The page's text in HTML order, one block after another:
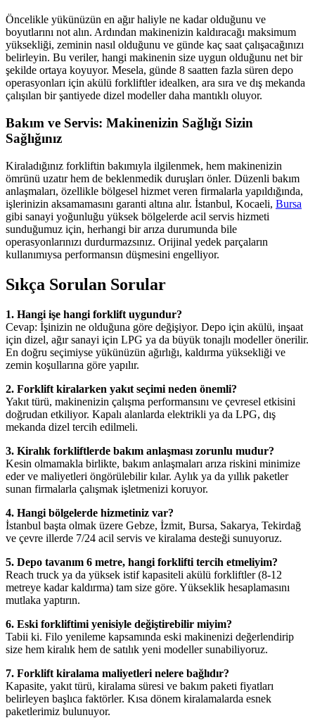
Öncelikle yükünüzün en ağır haliyle ne kadar olduğunu ve
boyutlarını not alın. Ardından makinenizin kaldıracağı maksimum
yüksekliği, zeminin nasıl olduğunu ve günde kaç saat çalışacağınızı
belirleyin. Bu veriler, hangi makinenin size uygun olduğunu net bir
şekilde ortaya koyuyor. Mesela, günde 8 saatten fazla süren depo
operasyonları için akülü forkliftler idealken, ara sıra ve dış mekanda
çalışılan bir şantiyede dizel modeller daha mantıklı oluyor.
Bakım ve Servis: Makinenizin Sağlığı Sizin
Sağlığınız
Kiraladığınız forkliftin bakımıyla ilgilenmek, hem makinenizin
ömrünü uzatır hem de beklenmedik duruşları önler. Düzenli bakım
anlaşmaları, özellikle bölgesel hizmet veren firmalarla yapıldığında,
işlerinizin aksamamasını garanti altına alır. İstanbul, Kocaeli, Bursa
gibi sanayi yoğunluğu yüksek bölgelerde acil servis hizmeti
sunduğumuz için, herhangi bir arıza durumunda bile
operasyonlarınızı durdurmazsınız. Orijinal yedek parçaların
kullanımıysa performansın düşmesini engelliyor.
Sıkça Sorulan Sorular
1. Hangi işe hangi forklift uygundur?
Cevap: İşinizin ne olduğuna göre değişiyor. Depo için akülü, inşaat
için dizel, ağır sanayi için LPG ya da büyük tonajlı modeller önerilir.
En doğru seçimiyse yükünüzün ağırlığı, kaldırma yüksekliği ve
zemin koşullarına göre yapılır.
2. Forklift kiralarken yakıt seçimi neden önemli?
Yakıt türü, makinenizin çalışma performansını ve çevresel etkisini
doğrudan etkiliyor. Kapalı alanlarda elektrikli ya da LPG, dış
mekanda dizel tercih edilmeli.
3. Kiralık forkliftlerde bakım anlaşması zorunlu mudur?
Kesin olmamakla birlikte, bakım anlaşmaları arıza riskini minimize
eder ve maliyetleri öngörülebilir kılar. Aylık ya da yıllık paketler
sunan firmalarla çalışmak işletmenizi koruyor.
4. Hangi bölgelerde hizmetiniz var?
İstanbul başta olmak üzere Gebze, İzmit, Bursa, Sakarya, Tekirdağ
ve çevre illerde 7/24 acil servis ve kiralama desteği sunuyoruz.
5. Depo tavanım 6 metre, hangi forklifti tercih etmeliyim?
Reach truck ya da yüksek istif kapasiteli akülü forkliftler (8-12
metreye kadar kaldırma) tam size göre. Yükseklik hesaplamasını
mutlaka yaptırın.
6. Eski forkliftimi yenisiyle değiştirebilir miyim?
Tabii ki. Filo yenileme kapsamında eski makinenizi değerlendirip
size hem kiralık hem de satılık yeni modeller sunabiliyoruz.
7. Forklift kiralama maliyetleri nelere bağlıdır?
Kapasite, yakıt türü, kiralama süresi ve bakım paketi fiyatları
belirleyen başlıca faktörler. Kısa dönem kiralamalarda esnek
paketlerimiz bulunuyor.